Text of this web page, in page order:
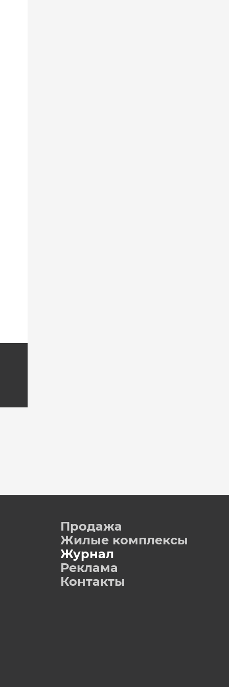
Продажа
Жилые комплексы
Журнал
Реклама
Контакты